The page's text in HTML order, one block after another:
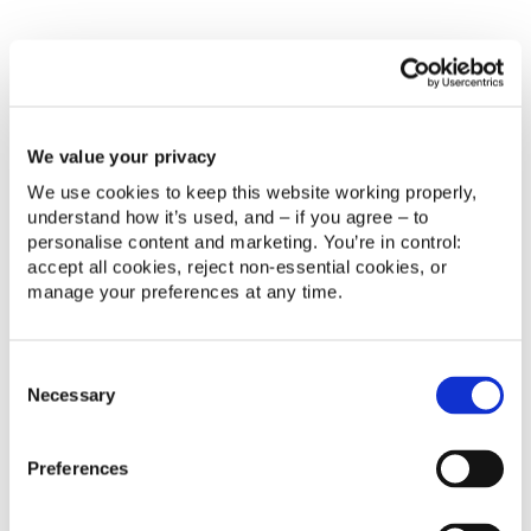
We value your privacy
We use cookies to keep this website working properly,
understand how it’s used, and – if you agree – to
personalise content and marketing. You’re in control:
accept all cookies, reject non‑essential cookies, or
manage your preferences at any time.
Selection
Necessary
Preferences
también nos adaptamos para diseñar un modelo de
colaboración óptimo que respalde tu estrategia, tu
Desde el primer momento nos ayudaron a definir los
casos de uso, qué modelos funcionales se podían